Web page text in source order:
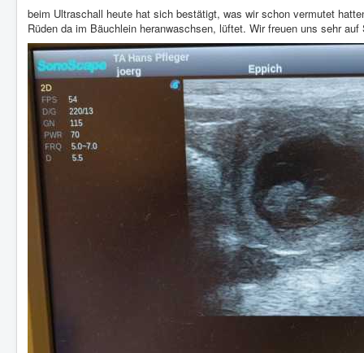
beim Ultraschall heute hat sich bestätigt, was wir schon vermutet
Rüden da im Bäuchlein heranwaschsen, lüftet. Wir freuen uns sehr